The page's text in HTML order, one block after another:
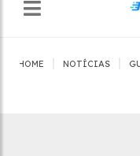
HOME NOTÍCIAS